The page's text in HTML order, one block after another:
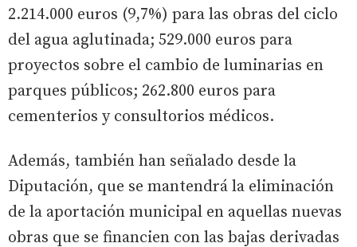
2.214.000 euros (9,7%) para las obras del ciclo
del agua aglutinada; 529.000 euros para
proyectos sobre el cambio de luminarias en
parques públicos; 262.800 euros para
cementerios y consultorios médicos.
Además, también han señalado desde la
Diputación, que se mantendrá la eliminación
de la aportación municipal en aquellas nuevas
obras que se financien con las bajas derivadas